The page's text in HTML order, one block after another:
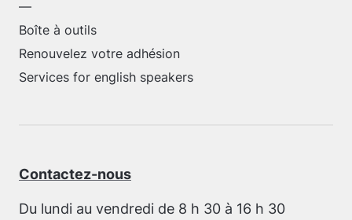
—
Boîte à outils
Renouvelez votre adhésion
Services for english speakers
Contactez-nous
Du lundi au vendredi de 8 h 30 à 16 h 30